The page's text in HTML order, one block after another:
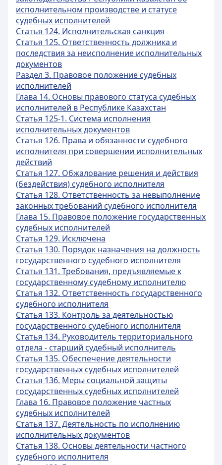
исполнительном производстве и статусе
судебных исполнителей
Статья 124. Исполнительская санкция
Статья 125. Ответственность должника и
последствия за неисполнение исполнительных
документов
Раздел 3. Правовое положение судебных
исполнителей
Глава 14. Основы правового статуса судебных
исполнителей в Республике Казахстан
Статья 125-1. Система исполнения
исполнительных документов
Статья 126. Права и обязанности судебного
исполнителя при совершении исполнительных
действий
Статья 127. Обжалование решения и действия
(бездействия) судебного исполнителя
Статья 128. Ответственность за невыполнение
законных требований судебного исполнителя
Глава 15. Правовое положение государственных
судебных исполнителей
Статья 129. Исключена
Статья 130. Порядок назначения на должность
государственного судебного исполнителя
Статья 131. Требования, предъявляемые к
государственному судебному исполнителю
Статья 132. Ответственность государственного
судебного исполнителя
Статья 133. Контроль за деятельностью
государственного судебного исполнителя
Статья 134. Руководитель территориального
отдела - старший судебный исполнитель
Статья 135. Обеспечение деятельности
государственных судебных исполнителей
Статья 136. Меры социальной защиты
государственных судебных исполнителей
Глава 16. Правовое положение частных
судебных исполнителей
Статья 137. Деятельность по исполнению
исполнительных документов
Статья 138. Основы деятельности частного
судебного исполнителя